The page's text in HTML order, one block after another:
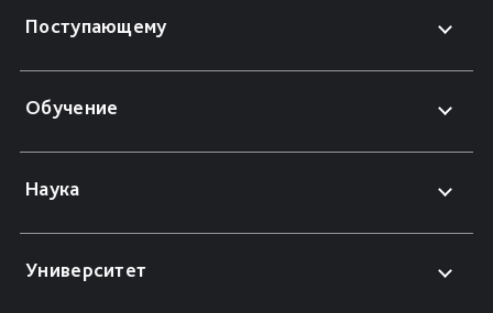
Поступающему
Обучение
Наука
Университет